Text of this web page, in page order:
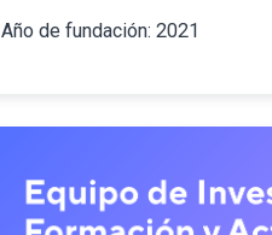
Año de fundación: 2021